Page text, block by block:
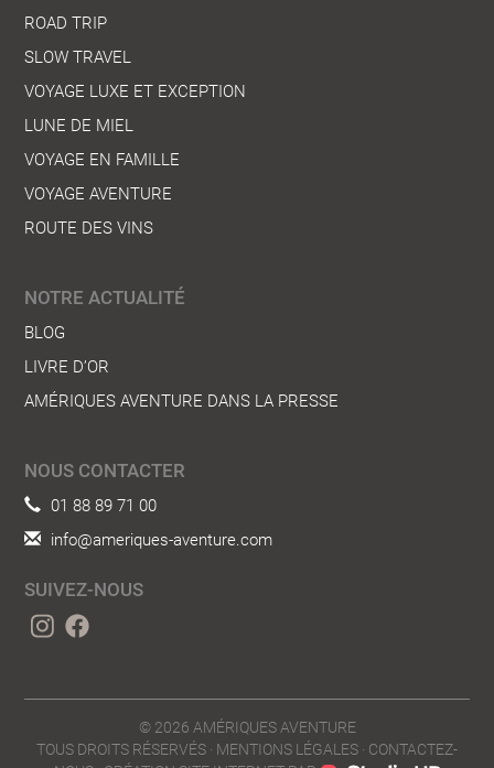
ROAD TRIP
SLOW TRAVEL
VOYAGE LUXE ET EXCEPTION
LUNE DE MIEL
VOYAGE EN FAMILLE
VOYAGE AVENTURE
ROUTE DES VINS
NOTRE ACTUALITÉ
BLOG
LIVRE D’OR
AMÉRIQUES AVENTURE DANS LA PRESSE
NOUS CONTACTER
01 88 89 71 00
info@ameriques-aventure.com
SUIVEZ-NOUS
© 2026 AMÉRIQUES AVENTURE
TOUS DROITS RÉSERVÉS · MENTIONS LÉGALES · CONTACTEZ-